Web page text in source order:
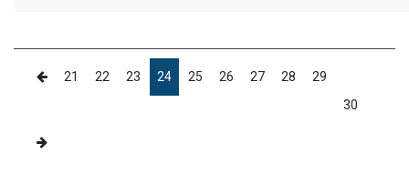
21 22 23 24 25 26 27 28
29
30